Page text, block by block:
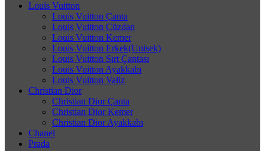
Louis Vuitton
Louis Vuitton Çanta
Louis Vuitton Cüzdan
Louis Vuitton Kemer
Louis Vuitton Erkek(Unisek)
Louis Vuitton Sırt Çantası
Louis Vuitton Ayakkabı
Louis Vuitton Valiz
Christian Dior
Christian Dior Çanta
Christian Dior Kemer
Christian Dior Ayakkabı
Chanel
Prada